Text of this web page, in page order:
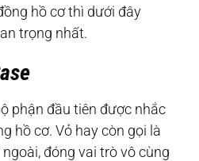
hồ cơ thì dưới đây
trọng nhất.
phận đầu tiên được nhắc
hồ cơ. Vỏ hay còn gọi là
đóng vai trò vô cùng